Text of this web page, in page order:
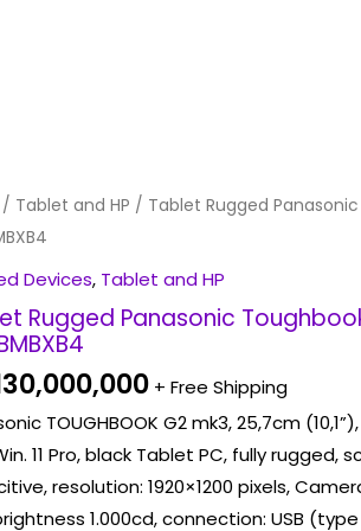
/ Tablet and HP / Tablet Rugged
Devices, Tablet and HP
Rugged Panasonic
+ Free Shipping
TOUGHBOOK G2 mk3, 25,7cm
11 Pro, black Tablet PC, fully rugged,
resolution: 1920×1200 pixels,
1.000cd, connection: USB